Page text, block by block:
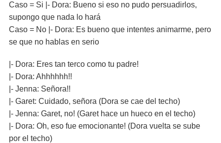
Caso = Si |- Dora: Bueno si eso no pudo persuadirlos,
supongo que nada lo hará
Caso = No |- Dora: Es bueno que intentes animarme, pero
se que no hablas en serio
|- Dora: Eres tan terco como tu padre!
|- Dora: Ahhhhhh!!
|- Jenna: Señora!!
|- Garet: Cuidado, señora (Dora se cae del techo)
|- Jenna: Garet, no! (Garet hace un hueco en el techo)
|- Dora: Oh, eso fue emocionante! (Dora vuelta se sube
por el techo)